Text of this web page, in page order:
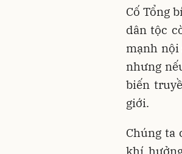
Cố Tổng
dân tộc
mạnh nội
nhưng
biến
giới.
Chúng ta
khí